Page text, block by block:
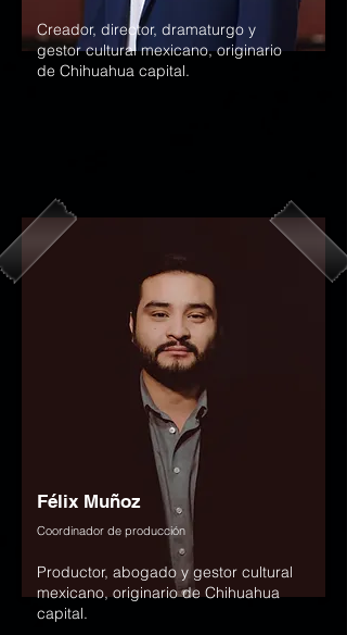
Creador, director, dramaturgo y
gestor cultural mexicano, originario
de Chihuahua capital.
Félix Muñoz
Coordinador de producción
Productor, abogado y gestor cultural
mexicano, originario de Chihuahua
capital.